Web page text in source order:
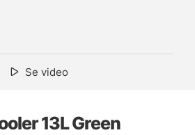
Se video
13L Green